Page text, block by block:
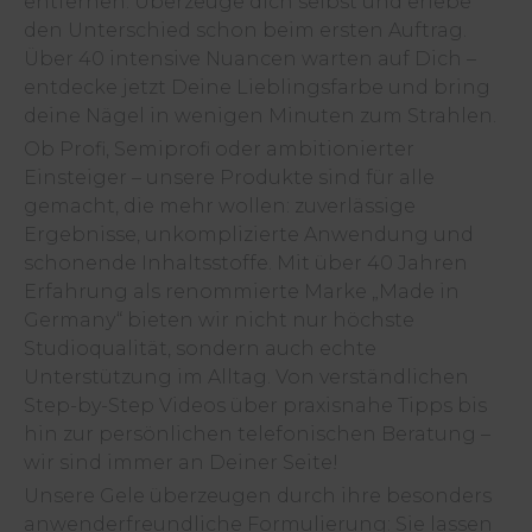
den Unterschied schon beim ersten Auftrag.
Über 40 intensive Nuancen warten auf Dich –
entdecke jetzt Deine Lieblingsfarbe und bring
deine Nägel in wenigen Minuten zum Strahlen.
Ob Profi, Semiprofi oder ambitionierter
Einsteiger – unsere Produkte sind für alle
gemacht, die mehr wollen: zuverlässige
Ergebnisse, unkomplizierte Anwendung und
schonende Inhaltsstoffe. Mit über 40 Jahren
Erfahrung als renommierte Marke „Made in
Germany“ bieten wir nicht nur höchste
Studioqualität, sondern auch echte
Unterstützung im Alltag. Von verständlichen
Step-by-Step Videos über praxisnahe Tipps bis
hin zur persönlichen telefonischen Beratung –
wir sind immer an Deiner Seite!
Unsere Gele überzeugen durch ihre besonders
anwenderfreundliche Formulierung: Sie lassen